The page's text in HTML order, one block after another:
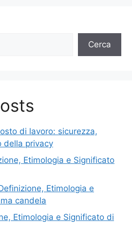
Cerca
di lavoro: sicurezza,
della privacy
Etimologia e Significato
Etimologia e
candela
Etimologia e Significato di